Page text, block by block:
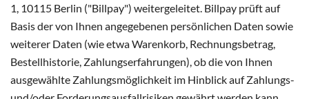
1, 10115 Berlin ("Billpay") weitergeleitet. Billpay prüft auf
Basis der von Ihnen angegebenen persönlichen Daten sowie
weiterer Daten (wie etwa Warenkorb, Rechnungsbetrag,
Bestellhistorie, Zahlungserfahrungen), ob die von Ihnen
ausgewählte Zahlungsmöglichkeit im Hinblick auf Zahlungs-